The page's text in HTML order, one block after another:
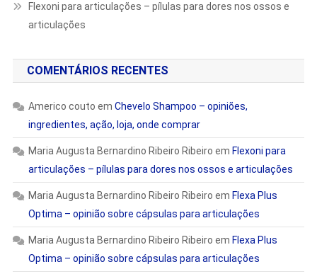
Flexoni para articulações – pílulas para dores nos ossos e
articulações
COMENTÁRIOS RECENTES
Americo couto em Chevelo Shampoo – opiniões,
ingredientes, ação, loja, onde comprar
Maria Augusta Bernardino Ribeiro Ribeiro em Flexoni para
articulações – pílulas para dores nos ossos e articulações
Maria Augusta Bernardino Ribeiro Ribeiro em Flexa Plus
Optima – opinião sobre cápsulas para articulações
Maria Augusta Bernardino Ribeiro Ribeiro em Flexa Plus
Optima – opinião sobre cápsulas para articulações